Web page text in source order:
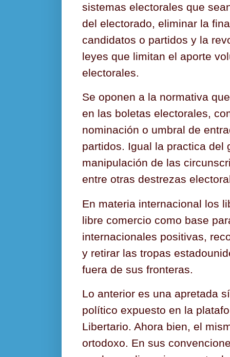
sistemas electorales que
del electorado, eliminar la
candidatos o partidos y la
leyes que limitan el aporte
electorales.
Se oponen a la normativa
en las boletas electorales,
nominación o umbral de
partidos. Igual la practica del
manipulación de las
entre otras destrezas
En materia internacional los
libre comercio como base
internacionales positivas,
y retirar las tropas
fuera de sus fronteras.
Lo anterior es una apretada
político expuesto en la
Libertario. Ahora bien, el
ortodoxo. En sus